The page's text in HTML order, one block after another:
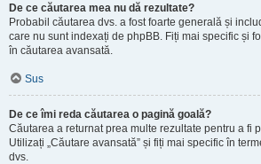
De ce căutarea mea nu dă rezultate?
Probabil căutarea dvs. a fost foarte generală și
care nu sunt indexați de phpBB. Fiți mai specific și
în căutarea avansată.
Sus
De ce îmi reda căutarea o pagină goală?
Căutarea a returnat prea multe rezultate pentru a fi
Utilizați „Căutare avansată” și fiți mai specific în
dvs.